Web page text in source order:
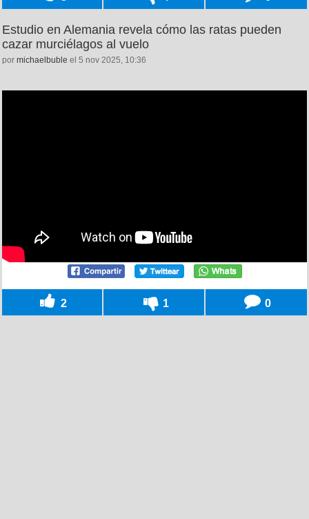
Estudio en Alemania revela cómo las ratas pueden
cazar murciélagos al vuelo
por michaelbuble el 5 nov 2025, 10:36
2 1 0